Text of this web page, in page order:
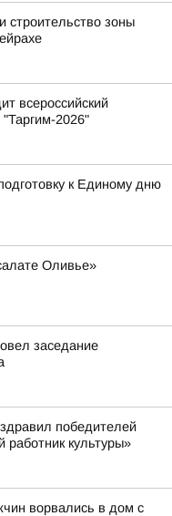
строительство зоны
всероссийский
2026"
к Единому дню
Оливье»
заседание
победителей
работник культуры»
ворвались в дом с